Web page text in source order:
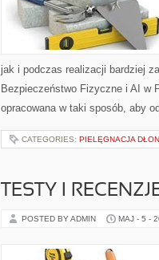
jak i podczas realizacji bardziej
Bezpieczeństwo Fizyczne i AI w
opracowana w taki sposób, aby
CATEGORIES: PIELĘGNACJA
TESTY I
POSTED BY ADMIN MAJ - 5 -